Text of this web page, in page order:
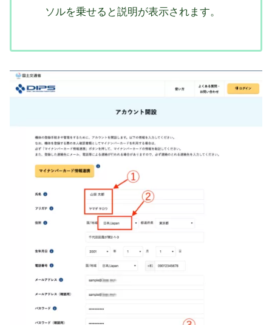
ソルを乗せると説明が表示されます。